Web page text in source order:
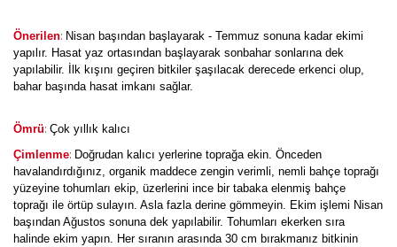
Önerilen: Nisan başından başlayarak - Temmuz sonuna kadar ekimi
yapılır. Hasat yaz ortasından başlayarak sonbahar sonlarına dek
yapılabilir. İlk kışını geçiren bitkiler şaşılacak derecede erkenci olup,
bahar başında hasat imkanı sağlar.
Ömrü: Çok yıllık kalıcı
Çimlenme: Doğrudan kalıcı yerlerine toprağa ekin. Önceden
havalandırdığınız, organik maddece zengin verimli, nemli bahçe toprağı
yüzeyine tohumları ekip, üzerlerini ince bir tabaka elenmiş bahçe
toprağı ile örtüp sulayın. Asla fazla derine gömmeyin. Ekim işlemi Nisan
başından Ağustos sonuna dek yapılabilir. Tohumları ekerken sıra
halinde ekim yapın. Her sıranın arasında 30 cm bırakmanız bitkinin